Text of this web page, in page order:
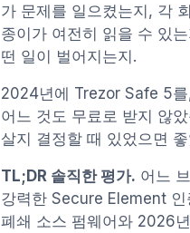
가 문제를 일으켰는지, 각
종이가 여전히 읽을 수 있
떤 일이 벌어지는지.
2024년에 Trezor Safe 5
어느 것도 무료로 받지 않
살지 결정할 때 있었으면
TL;DR 솔직한 평가. 어느
강력한 Secure Element
폐쇄 소스 펌웨어와 2026